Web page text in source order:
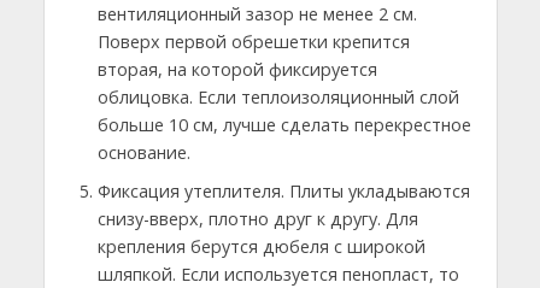
вентиляционный зазор не менее 2 см.
Поверх первой обрешетки крепится
вторая, на которой фиксируется
облицовка. Если теплоизоляционный слой
больше 10 см, лучше сделать перекрестное
основание.
Фиксация утеплителя. Плиты укладываются
снизу-вверх, плотно друг к другу. Для
крепления берутся дюбеля с широкой
шляпкой. Если используется пенопласт, то